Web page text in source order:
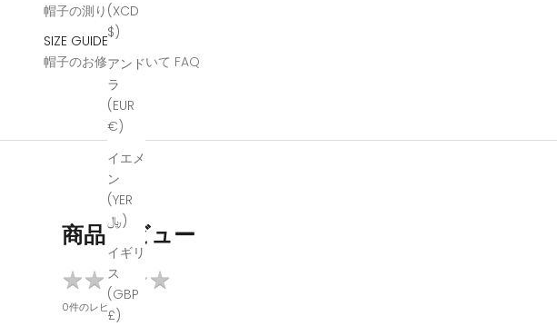
(XCD
$)
アンド
ラ
(EUR
€)
イエメ
ン
(YER
﷼)
イギリ
ス
(GBP
£)
帽子の測り方
SIZE GUIDE
帽子のお修理について FAQ
商品レビュー
★★★ ★★
★★★ ★★
0件のレビュー